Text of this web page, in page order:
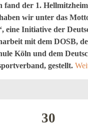
fand der 1.
wir unter das
eine Initiative der
mit dem DOSB,
Köln und dem
gestellt.
30